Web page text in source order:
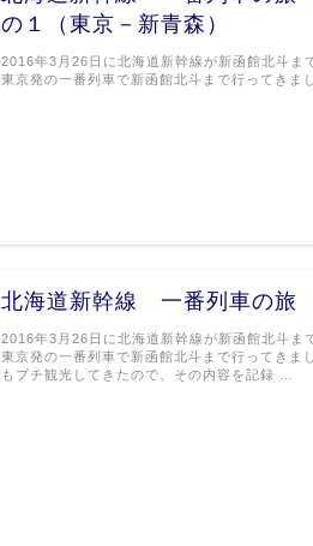
の１（東京－新青森）
2016年3月26日に北海道新幹線が新函館北斗ま
東京発の一番列車で新函館北斗まで行ってきま
北海道新幹線 一番列車の旅
2016年3月26日に北海道新幹線が新函館北斗ま
東京発の一番列車で新函館北斗まで行ってきま
もプチ観光してきたので、その内容を記録 …